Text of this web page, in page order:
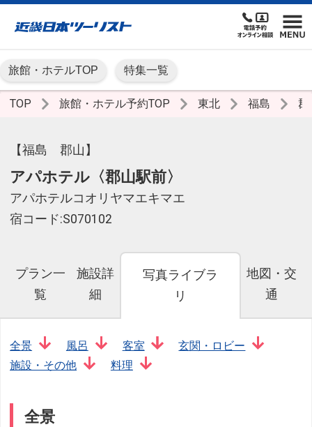
旅館・ホテルTOP 特集一覧
TOP 旅館・ホテル予約TOP 東北 福島
【福島 郡山】
アパホテル〈郡山駅前〉
アパホテルコオリヤマエキマエ
宿コード:S070102
プラン一
覧
施設詳
細
写真ライブラ
リ
地図・交
通
全景 風呂 客室
玄関・ロビー
施設・その他
料理
全景